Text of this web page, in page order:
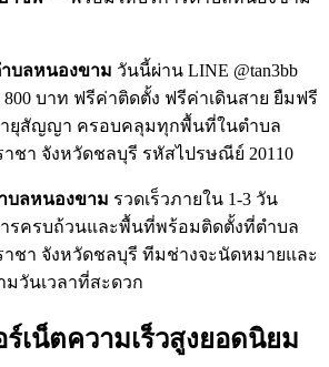
ำบลหนองขาม วันนี้ผ่าน LINE @tan3bb
บาท ฟรีค่าติดตั้ง ฟรีค่าเดินสาย ยืมฟรี
ายุสัญญา ครอบคลุมทุกพื้นที่ในตำบล
ชา จังหวัดชลบุรี รหัสไปรษณีย์ 20110
บลหนองขาม รวดเร็วภายใน 1-3 วัน
ารครบถ้วนและพื้นที่พร้อมติดตั้งที่ตำบล
ชา จังหวัดชลบุรี ทีมช่างจะนัดหมายและ
มวันเวลาที่สะดวก
ร์เน็ตความเร็วสูงยอดนิยม